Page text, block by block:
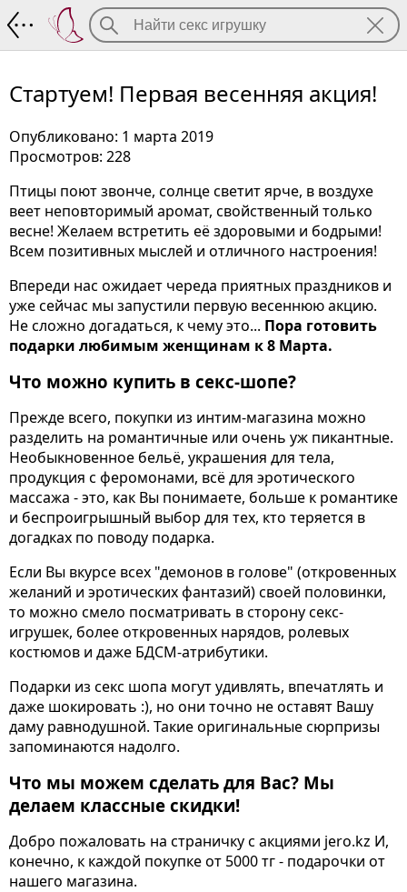
Стартуем! Первая весенняя акция!
Опубликовано: 1 марта 2019
Просмотров: 228
Птицы поют звонче, солнце светит ярче, в воздухе
веет неповторимый аромат, свойственный только
весне! Желаем встретить её здоровыми и бодрыми!
Всем позитивных мыслей и отличного настроения!
Впереди нас ожидает череда приятных праздников и
уже сейчас мы запустили первую весеннюю акцию.
Не сложно догадаться, к чему это... Пора готовить
подарки любимым женщинам к 8 Марта.
Что можно купить в секс-шопе?
Прежде всего, покупки из интим-магазина можно
разделить на романтичные или очень уж пикантные.
Необыкновенное бельё, украшения для тела,
продукция с феромонами, всё для эротического
массажа - это, как Вы понимаете, больше к романтике
и беспроигрышный выбор для тех, кто теряется в
догадках по поводу подарка.
Если Вы вкурсе всех "демонов в голове" (откровенных
желаний и эротических фантазий) своей половинки,
то можно смело посматривать в сторону секс-
игрушек, более откровенных нарядов, ролевых
костюмов и даже БДСМ-атрибутики.
Подарки из секс шопа могут удивлять, впечатлять и
даже шокировать :), но они точно не оставят Вашу
даму равнодушной. Такие оригинальные сюрпризы
запоминаются надолго.
Что мы можем сделать для Вас? Мы
делаем классные скидки!
Добро пожаловать на страничку с акциями jero.kz И,
конечно, к каждой покупке от 5000 тг - подарочки от
нашего магазина.
Стартуем! Первая весенняя акция!